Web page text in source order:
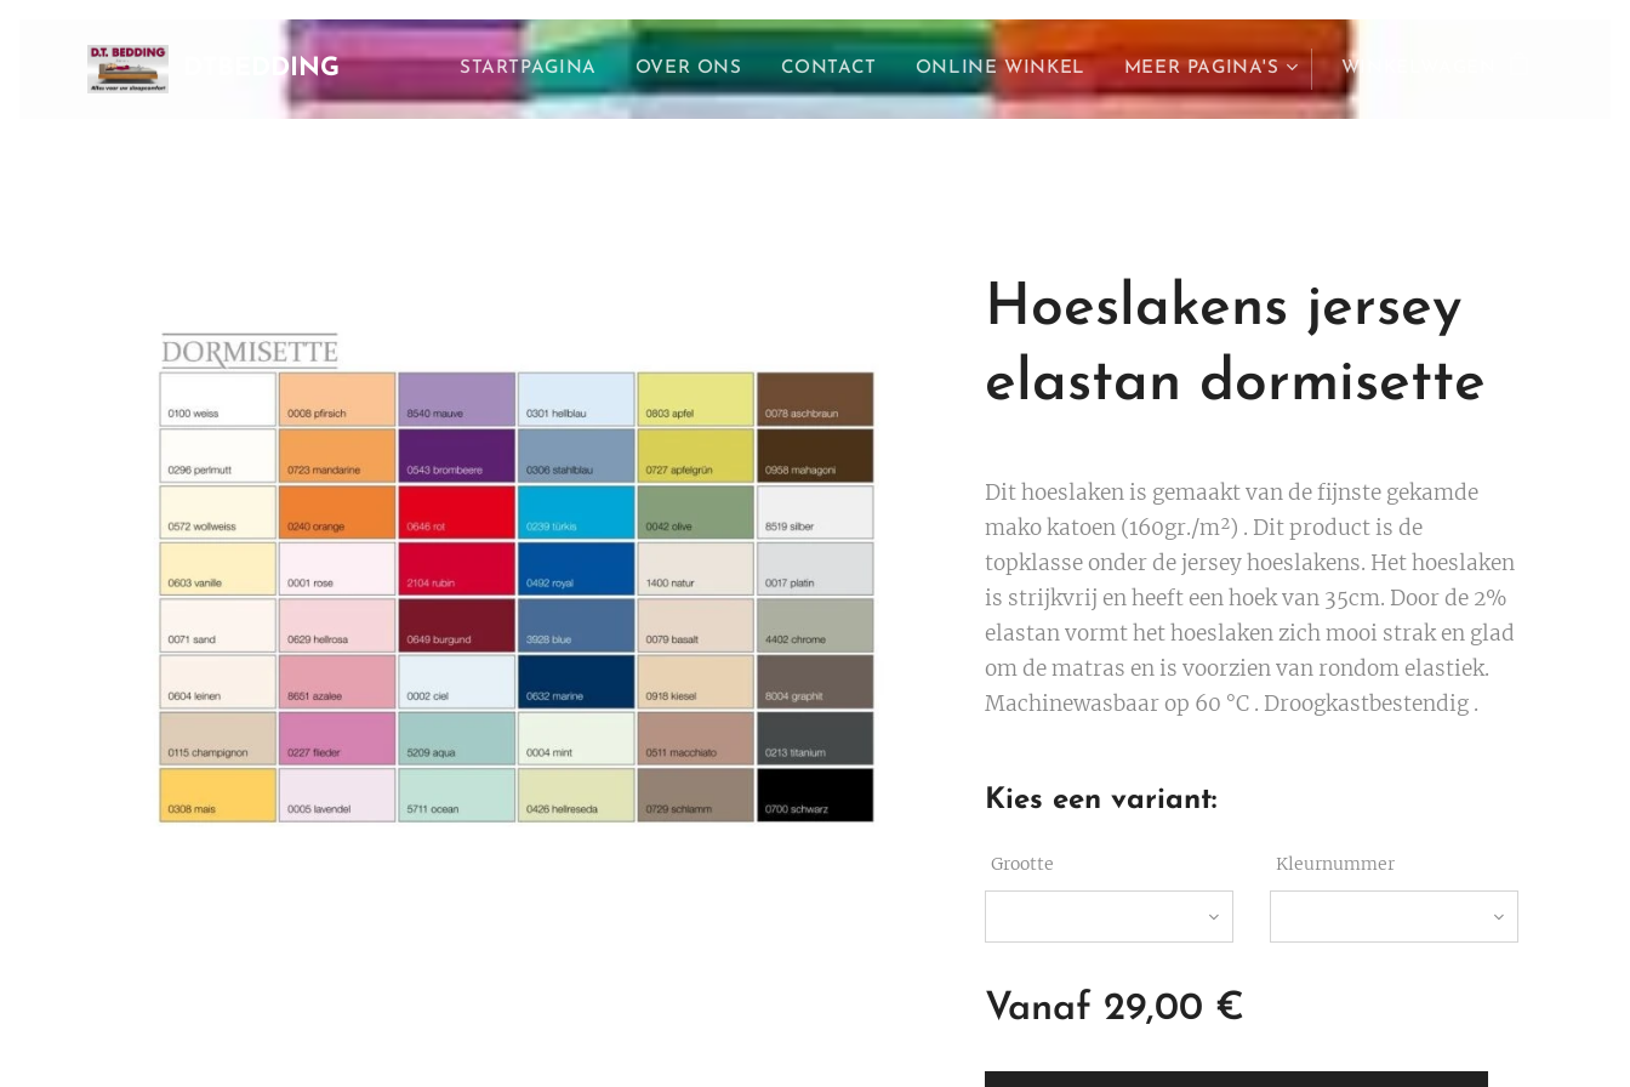
DTBEDDING STARTPAGINA OVER ONS CONTACT ONLINE WINKEL MEER PAGINA'S WINKELWAGEN
Hoeslakens jersey
elastan dormisette
Dit hoeslaken is gemaakt van de fijnste gekamde
mako katoen (160gr./m²) . Dit product is de
topklasse onder de jersey hoeslakens. Het hoeslaken
is strijkvrij en heeft een hoek van 35cm. Door de 2%
elastan vormt het hoeslaken zich mooi strak en glad
om de matras en is voorzien van rondom elastiek.
Machinewasbaar op 60 °C . Droogkastbestendig .
Kies een variant:
Grootte Kleurnummer
Vanaf 29,00 €